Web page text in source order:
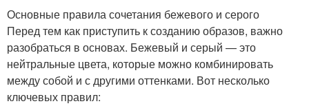
Основные правила сочетания бежевого и серого
Перед тем как приступить к созданию образов, важно
разобраться в основах. Бежевый и серый — это
нейтральные цвета, которые можно комбинировать
между собой и с другими оттенками. Вот несколько
ключевых правил: